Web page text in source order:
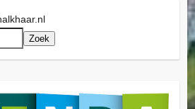
Zoek